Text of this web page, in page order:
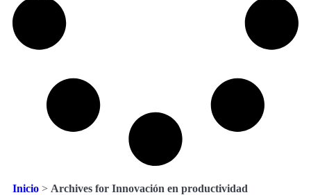
Inicio > Archives for Innovación en productividad